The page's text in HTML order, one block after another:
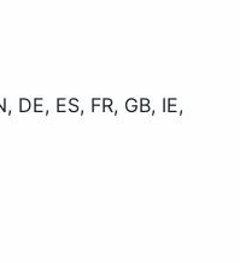
DE, ES, FR, GB, IE,